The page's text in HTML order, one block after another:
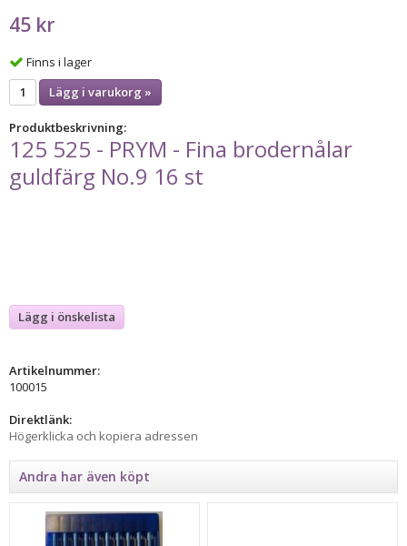
45 kr
Finns i lager
Lägg i varukorg »
Produktbeskrivning:
125 525 - PRYM - Fina brodernålar
guldfärg No.9 16 st
Lägg i önskelista
Artikelnummer:
100015
Direktlänk:
Högerklicka och kopiera adressen
Andra har även köpt